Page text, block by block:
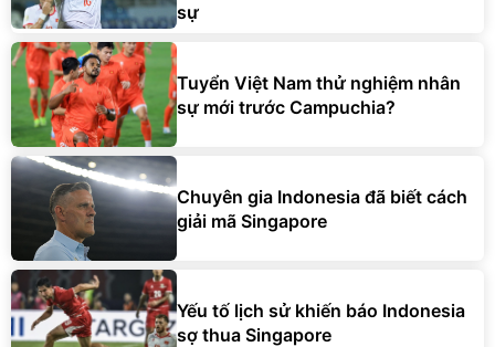
sự
Tuyển Việt Nam thử nghiệm nhân
sự mới trước Campuchia?
Chuyên gia Indonesia đã biết cách
giải mã Singapore
Yếu tố lịch sử khiến báo Indonesia
sợ thua Singapore